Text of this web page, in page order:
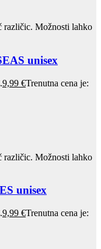
različic. Možnosti lahko
unisex
9,99 €Trenutna cena je:
različic. Možnosti lahko
unisex
9,99 €Trenutna cena je: